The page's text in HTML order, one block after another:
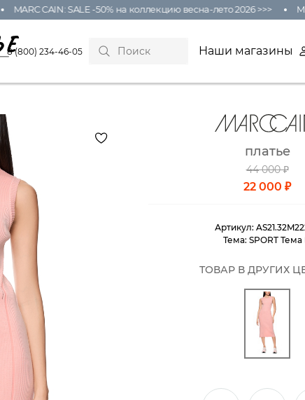
MARC CAIN: SALE -50% на коллекцию весна-лето 2026 >>>
8 (800) 234-46-05 Наши магазины
платье
44 000 ₽
22 000 ₽
Артикул:
Тема:SPORT Тема
ТОВАР В ДРУГИХ